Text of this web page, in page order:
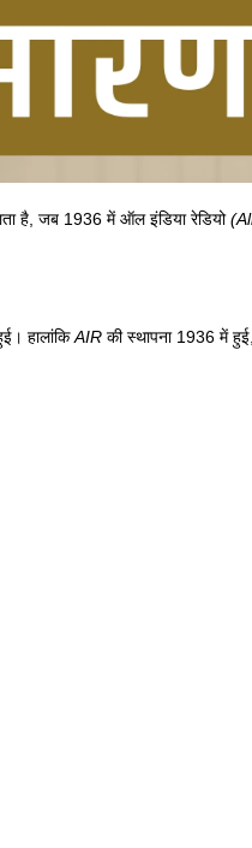
है, जब 1936 में ऑल इंडिया रेडियो
हालांकिAIR की स्थापना 1936 में